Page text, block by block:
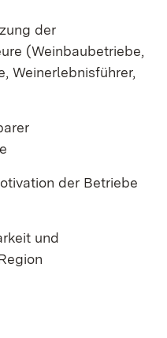
der
(Weinbaubetriebe,
Weinerlebnisführer,
der Betriebe
und